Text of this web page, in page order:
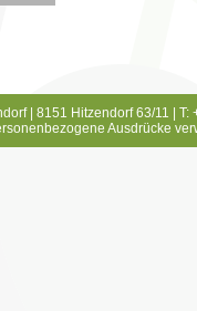
| 8151 Hitzendorf 63/11 |
Ausdrücke